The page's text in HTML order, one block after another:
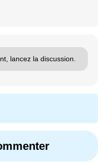
lancez la discussion.